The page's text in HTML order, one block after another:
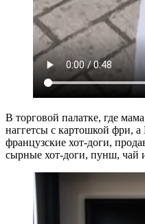
В торговой палатке, где
наггетсы с картошкой фри, а
французские хот-доги,
сырные хот-доги, пунш, чай